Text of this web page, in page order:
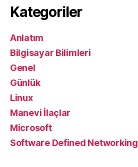
Kategoriler
Anlatım
Bilgisayar Bilimleri
Genel
Günlük
Linux
Manevi İlaçlar
Microsoft
Software Defined Networking